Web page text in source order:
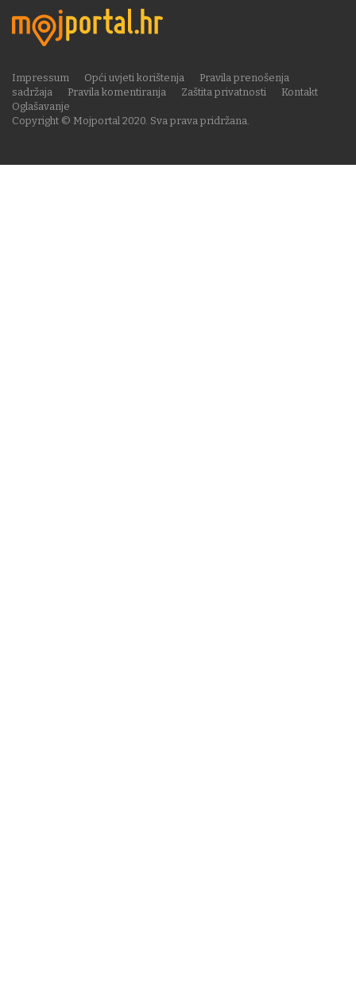
Copyright © Mojportal 2020. Sva prava pridržana.
Impressum Opći uvjeti korištenja
Pravila prenošenja
sadržaja
Pravila komentiranja Zaštita privatnosti
Kontakt
Oglašavanje